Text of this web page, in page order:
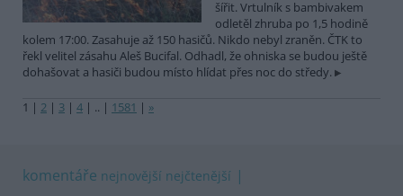
šířit. Vrtulník s bambivakem
odletěl zhruba po 1,5 hodině
kolem 17:00. Zasahuje až 150 hasičů. Nikdo nebyl zraněn. ČTK to
řekl velitel zásahu Aleš Bucifal. Odhadl, že ohniska se budou ještě
dohašovat a hasiči budou místo hlídat přes noc do středy.
1 | 2 | 3 | 4 | .. | 1581 | »
komentáře nejnovější nejčtenější